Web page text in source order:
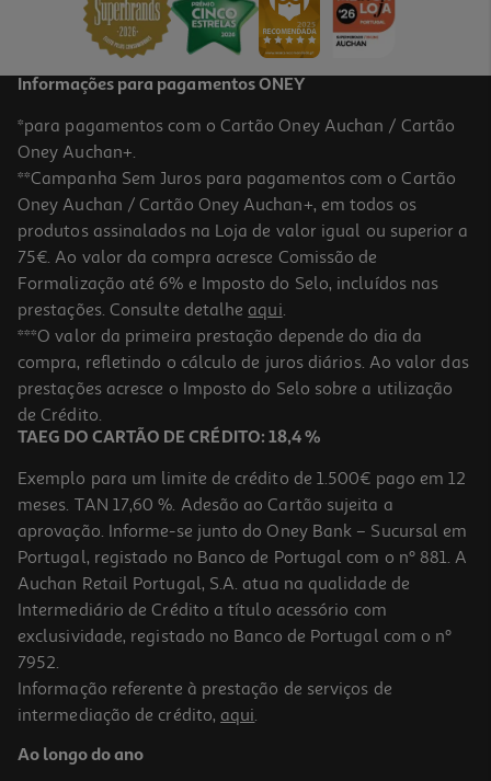
Informações para pagamentos ONEY
*para pagamentos com o Cartão Oney Auchan / Cartão
Oney Auchan+.
**Campanha Sem Juros para pagamentos com o Cartão
Oney Auchan / Cartão Oney Auchan+, em todos os
produtos assinalados na Loja de valor igual ou superior a
75€. Ao valor da compra acresce Comissão de
Formalização até 6% e Imposto do Selo, incluídos nas
prestações. Consulte detalhe aqui.
***O valor da primeira prestação depende do dia da
compra, refletindo o cálculo de juros diários. Ao valor das
prestações acresce o Imposto do Selo sobre a utilização
de Crédito.
TAEG DO CARTÃO DE CRÉDITO: 18,4 %
Exemplo para um limite de crédito de 1.500€ pago em 12
meses. TAN 17,60 %. Adesão ao Cartão sujeita a
aprovação. Informe-se junto do Oney Bank – Sucursal em
Portugal, registado no Banco de Portugal com o nº 881. A
Auchan Retail Portugal, S.A. atua na qualidade de
Intermediário de Crédito a título acessório com
exclusividade, registado no Banco de Portugal com o nº
7952.
Informação referente à prestação de serviços de
intermediação de crédito, aqui.
Ao longo do ano